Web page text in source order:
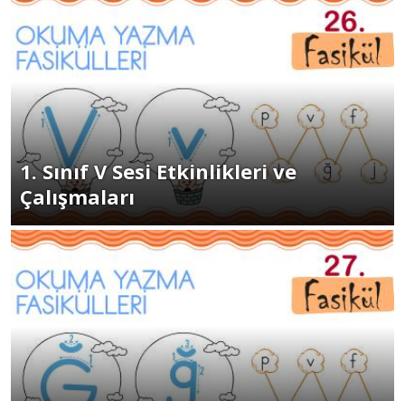
1. Sınıf V Sesi Etkinlikleri ve
Çalışmaları